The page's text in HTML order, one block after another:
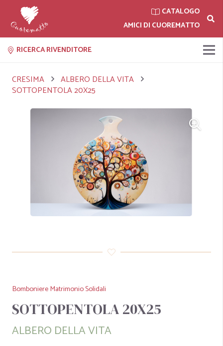
CATALOGO
AMICI DI CUOREMATTO
RICERCA RIVENDITORE
CRESIMA
ALBERO DELLA VITA
SOTTOPENTOLA 20X25
Bomboniere Matrimonio Solidali
SOTTOPENTOLA 20X25
ALBERO DELLA VITA